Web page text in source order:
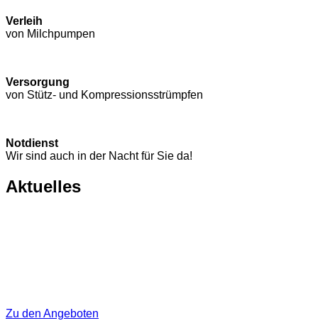
Verleih
von Milchpumpen
Versorgung
von Stütz- und Kompressions­strümpfen
Notdienst
Wir sind auch in der Nacht für Sie da!
Aktuelles
Zu den Angeboten